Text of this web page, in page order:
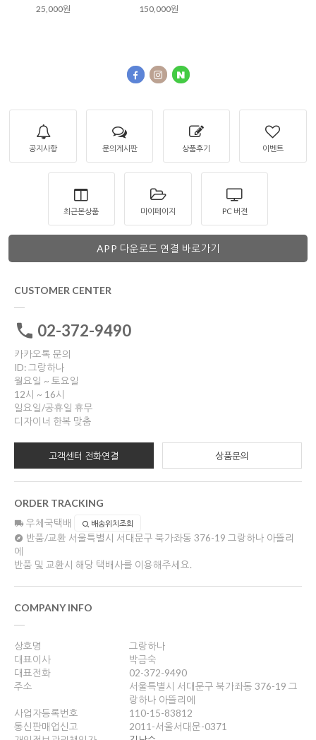
25,000원
150,000원
공지사항 문의게시판 상품후기 이벤트
최근본상품 마이페이지 PC 버젼
APP 다운로드 연결 바로가기
CUSTOMER CENTER
02-372-9490
카카오톡 문의
ID: 그랑하나
월요일 ~ 토요일
12시 ~ 16시
일요일/공휴일 휴무
디자이너 한복 맞춤
고객센터 전화연결 상품문의
ORDER TRACKING
우체국택배 배송위치조회
반품/교환 서울특별시 서대문구 북가좌동 376-19 그랑하나 아뜰리
에
반품 및 교환시 해당 택배사를 이용해주세요.
COMPANY INFO
상호명
그랑하나
대표이사
박금숙
대표전화
02-372-9490
주소
서울특별시 서대문구 북가좌동 376-19 그
랑하나 아뜰리에
사업자등록번호
110-15-83812
통신판매업신고
2011-서울서대문-0371